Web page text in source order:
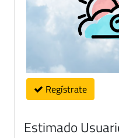
Regístrate
Estimado